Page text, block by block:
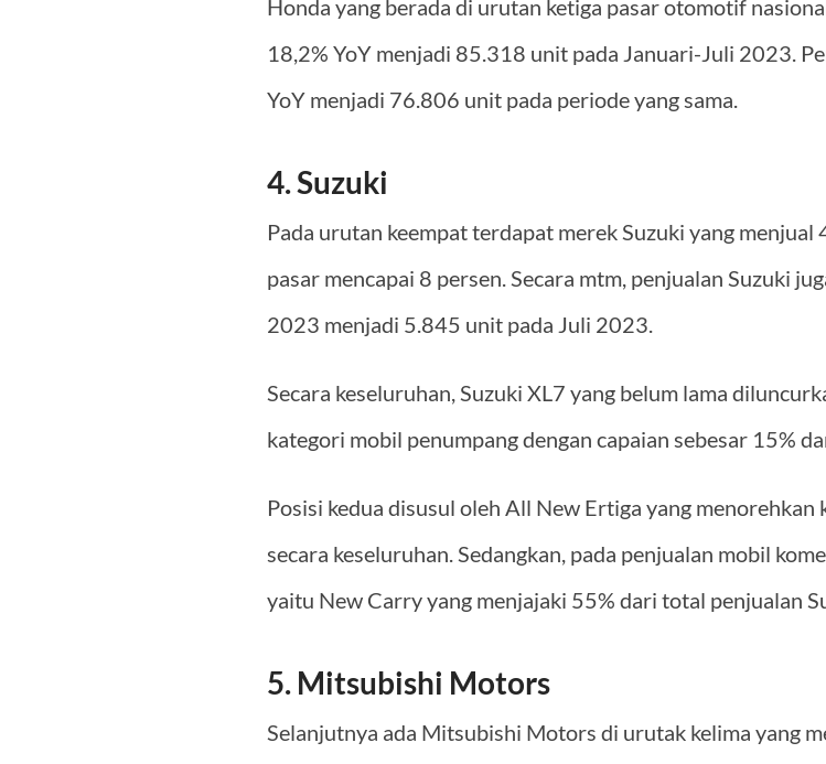
Honda yang berada di urutan ketiga pasar otomotif
18,2% YoY menjadi 85.318 unit pada Januari-Juli 2023.
YoY menjadi 76.806 unit pada periode yang sama.
4. Suzuki
Pada urutan keempat terdapat merek Suzuki yang
pasar mencapai 8 persen. Secara mtm, penjualan Suzuki
2023 menjadi 5.845 unit pada Juli 2023.
Secara keseluruhan, Suzuki XL7 yang belum lama
kategori mobil penumpang dengan capaian sebesar 15%
Posisi kedua disusul oleh All New Ertiga yang
secara keseluruhan. Sedangkan, pada penjualan mobil
yaitu New Carry yang menjajaki 55% dari total penjualan
5. Mitsubishi Motors
Selanjutnya ada Mitsubishi Motors di urutak kelima yang